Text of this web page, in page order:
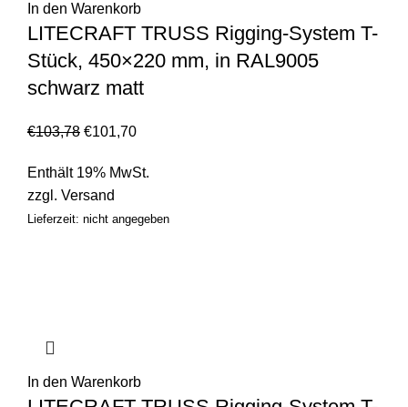
In den Warenkorb
LITECRAFT TRUSS Rigging-System T-
Stück, 450×220 mm, in RAL9005
schwarz matt
€103,78 €101,70
Enthält 19% MwSt.
zzgl. Versand
Lieferzeit: nicht angegeben
In den Warenkorb